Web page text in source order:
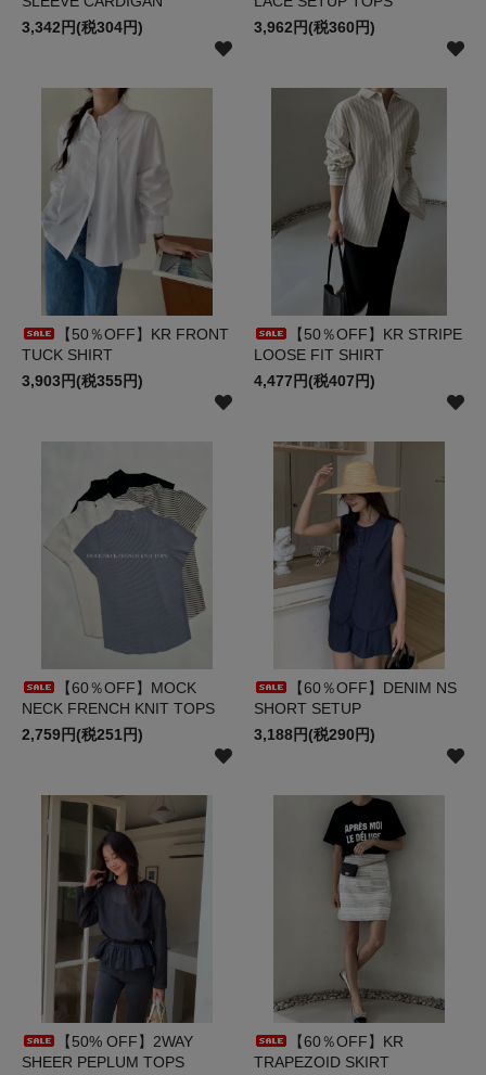
3,342円(税304円)
3,962円(税360円)
【50％OFF】KR FRONT
TUCK SHIRT
3,903円(税355円)
【50％OFF】KR STRIPE
LOOSE FIT SHIRT
4,477円(税407円)
【60％OFF】MOCK
NECK FRENCH KNIT TOPS
2,759円(税251円)
【60％OFF】DENIM NS
SHORT SETUP
3,188円(税290円)
【50% OFF】2WAY
SHEER PEPLUM TOPS
【60％OFF】KR
TRAPEZOID SKIRT